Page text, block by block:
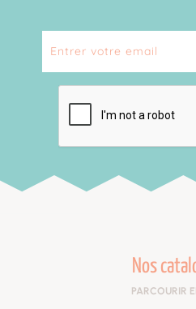
Nos
PARCOURIR